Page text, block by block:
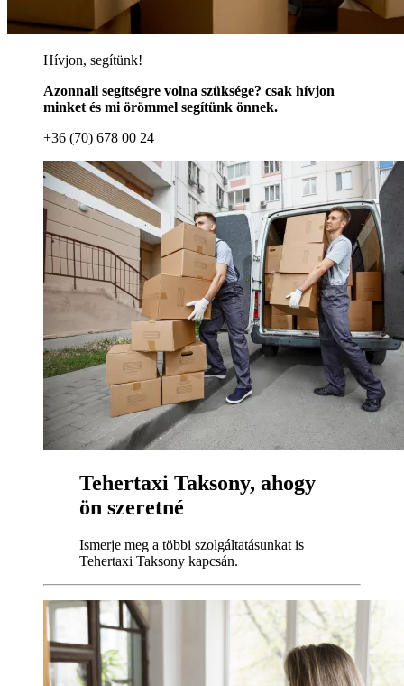
Hívjon, segítünk!
Azonnali segítségre volna szüksége? csak hívjon
minket és mi örömmel segítünk önnek.
+36 (70) 678 00 24
Tehertaxi Taksony, ahogy
ön szeretné
Ismerje meg a többi szolgáltatásunkat is
Tehertaxi Taksony kapcsán.